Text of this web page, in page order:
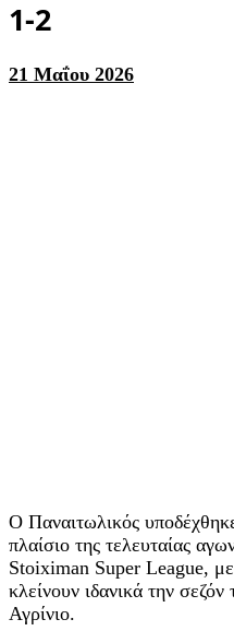
1-2
21 Μαΐου 2026
Ο Παναιτωλικός
πλαίσιο της τελευταίας
Stoiximan Super League,
κλείνουν ιδανικά την
Αγρίνιο.